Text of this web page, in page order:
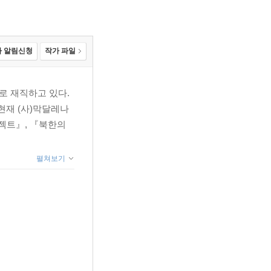
알림신청 작가 파일
재직하고 있다.
재 (사)막달레나
트』, 『북한의
펼쳐보기